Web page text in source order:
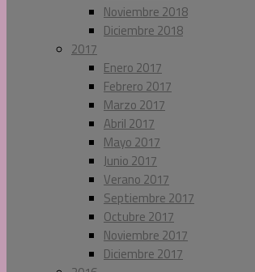
Noviembre 2018
Diciembre 2018
2017
Enero 2017
Febrero 2017
Marzo 2017
Abril 2017
Mayo 2017
Junio 2017
Verano 2017
Septiembre 2017
Octubre 2017
Noviembre 2017
Diciembre 2017